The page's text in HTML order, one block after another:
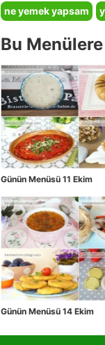
ne yemek yapsam
Bu
Günün Menüsü 11 Ekim
Günün Menüsü 14 Ekim